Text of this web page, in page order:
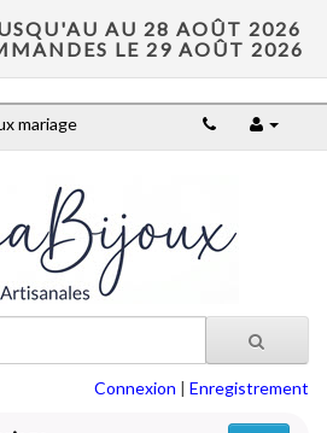
AU 28 AOÛT 2026
LE 29 AOÛT 2026
mariage
Connexion | Enregistrement